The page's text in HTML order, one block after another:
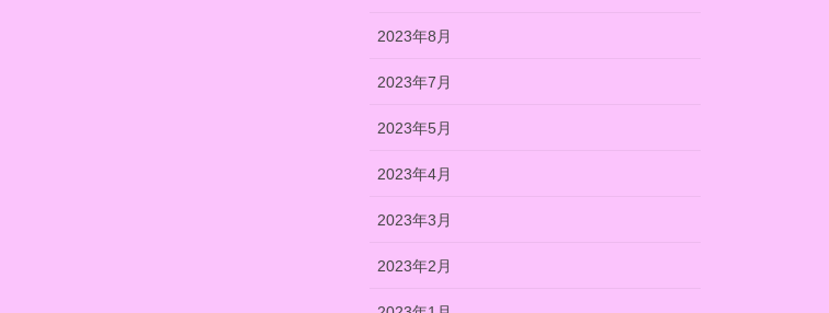
2023年8月
2023年7月
2023年5月
2023年4月
2023年3月
2023年2月